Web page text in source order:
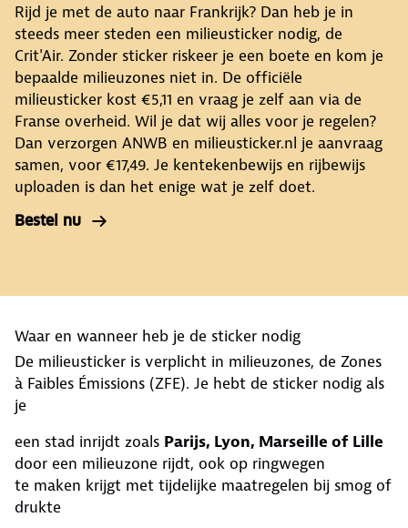
Rijd je met de auto naar Frankrijk? Dan heb je in
steeds meer steden een milieusticker nodig, de
Crit'Air. Zonder sticker riskeer je een boete en kom je
bepaalde milieuzones niet in. De officiële
milieusticker kost €5,11 en vraag je zelf aan via de
Franse overheid. Wil je dat wij alles voor je regelen?
Dan verzorgen ANWB en milieusticker.nl je aanvraag
samen, voor €17,49. Je kentekenbewijs en rijbewijs
uploaden is dan het enige wat je zelf doet.
Bestel nu
Waar en wanneer heb je de sticker nodig
De milieusticker is verplicht in milieuzones, de Zones
à Faibles Émissions (ZFE). Je hebt de sticker nodig als
je
een stad inrijdt zoals Parijs, Lyon, Marseille of Lille
door een milieuzone rijdt, ook op ringwegen
te maken krijgt met tijdelijke maatregelen bij smog of
drukte